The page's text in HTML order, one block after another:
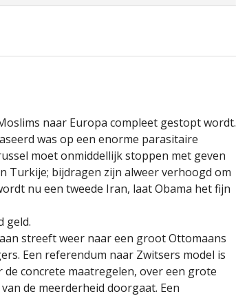
naar Europa compleet gestopt wordt.
was op een enorme parasitaire
moet onmiddellijk stoppen met geven
Turkije; bijdragen zijn alweer verhoogd om
nu een tweede Iran, laat Obama het fijn
geld.
streeft weer naar een groot Ottomaans
Een referendum naar Zwitsers model is
concrete maatregelen, over een grote
de meerderheid doorgaat. Een